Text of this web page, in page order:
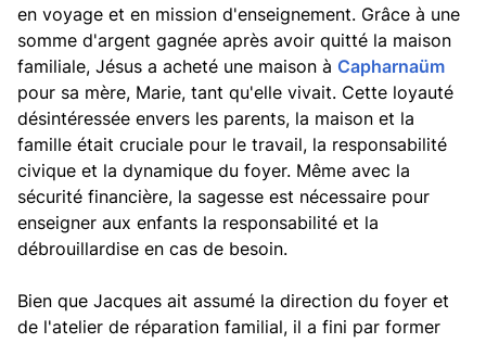
en voyage et en mission d'enseignement. Grâce à une
somme d'argent gagnée après avoir quitté la maison
familiale, Jésus a acheté une maison à Capharnaüm
pour sa mère, Marie, tant qu'elle vivait. Cette loyauté
désintéressée envers les parents, la maison et la
famille était cruciale pour le travail, la responsabilité
civique et la dynamique du foyer. Même avec la
sécurité financière, la sagesse est nécessaire pour
enseigner aux enfants la responsabilité et la
débrouillardise en cas de besoin.
Bien que Jacques ait assumé la direction du foyer et
de l'atelier de réparation familial, il a fini par former